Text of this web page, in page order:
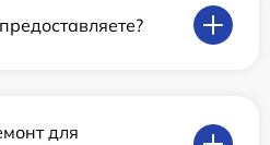
для